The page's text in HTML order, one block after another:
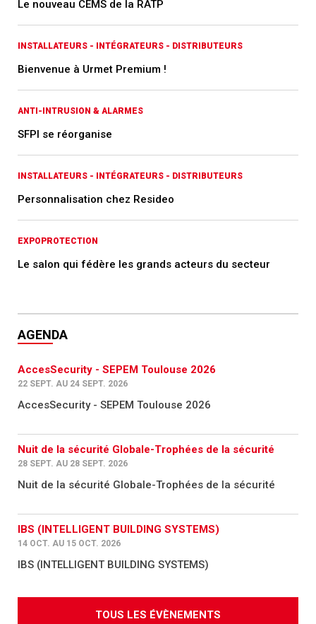
Le nouveau CEMS de la RATP
INSTALLATEURS - INTÉGRATEURS - DISTRIBUTEURS
Bienvenue à Urmet Premium !
ANTI-INTRUSION & ALARMES
SFPI se réorganise
INSTALLATEURS - INTÉGRATEURS - DISTRIBUTEURS
Personnalisation chez Resideo
EXPOPROTECTION
Le salon qui fédère les grands acteurs du secteur
AGENDA
AccesSecurity - SEPEM Toulouse 2026
22 SEPT. AU 24 SEPT. 2026
AccesSecurity - SEPEM Toulouse 2026
Nuit de la sécurité Globale-Trophées de la sécurité
28 SEPT. AU 28 SEPT. 2026
Nuit de la sécurité Globale-Trophées de la sécurité
IBS (INTELLIGENT BUILDING SYSTEMS)
14 OCT. AU 15 OCT. 2026
IBS (INTELLIGENT BUILDING SYSTEMS)
TOUS LES ÉVÈNEMENTS